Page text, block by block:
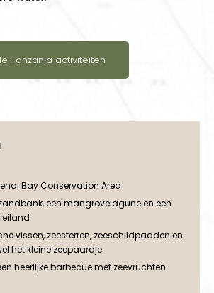
Tanzania activiteiten
Bay Conservation Area
een mangrovelagune en een
vissen, zeesterren, zeeschildpadden en
het kleine zeepaardje
heerlijke barbecue met zeevruchten